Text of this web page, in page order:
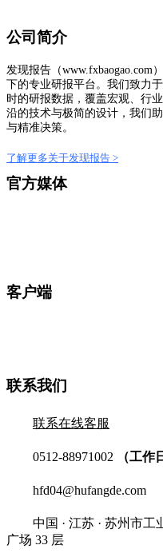
公司简介
发现报告（www.fxbaogao.com
下的专业研报平台。我们致力
时的研报数据，覆盖宏观、行
沿的技术与极简的设计，我们
与精准决策。
了解更多关于发现报告 >
官方媒体
客户端
联系我们
联系在线客服
0512-88971002 （工作
hfd04@hufangde.com
中国 · 江苏 · 苏州市
广场 33 层